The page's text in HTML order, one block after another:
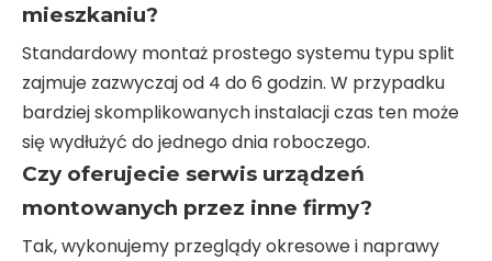
mieszkaniu?
Standardowy montaż prostego systemu typu split
zajmuje zazwyczaj od 4 do 6 godzin. W przypadku
bardziej skomplikowanych instalacji czas ten może
się wydłużyć do jednego dnia roboczego.
Czy oferujecie serwis urządzeń
montowanych przez inne firmy?
Tak, wykonujemy przeglądy okresowe i naprawy